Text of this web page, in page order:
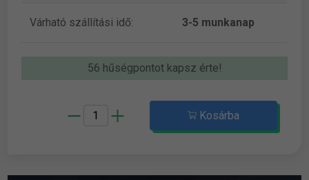
Várható szállítási idő: 3-5 munkanap
56 hűségpontot kapsz érte!
Kosárba